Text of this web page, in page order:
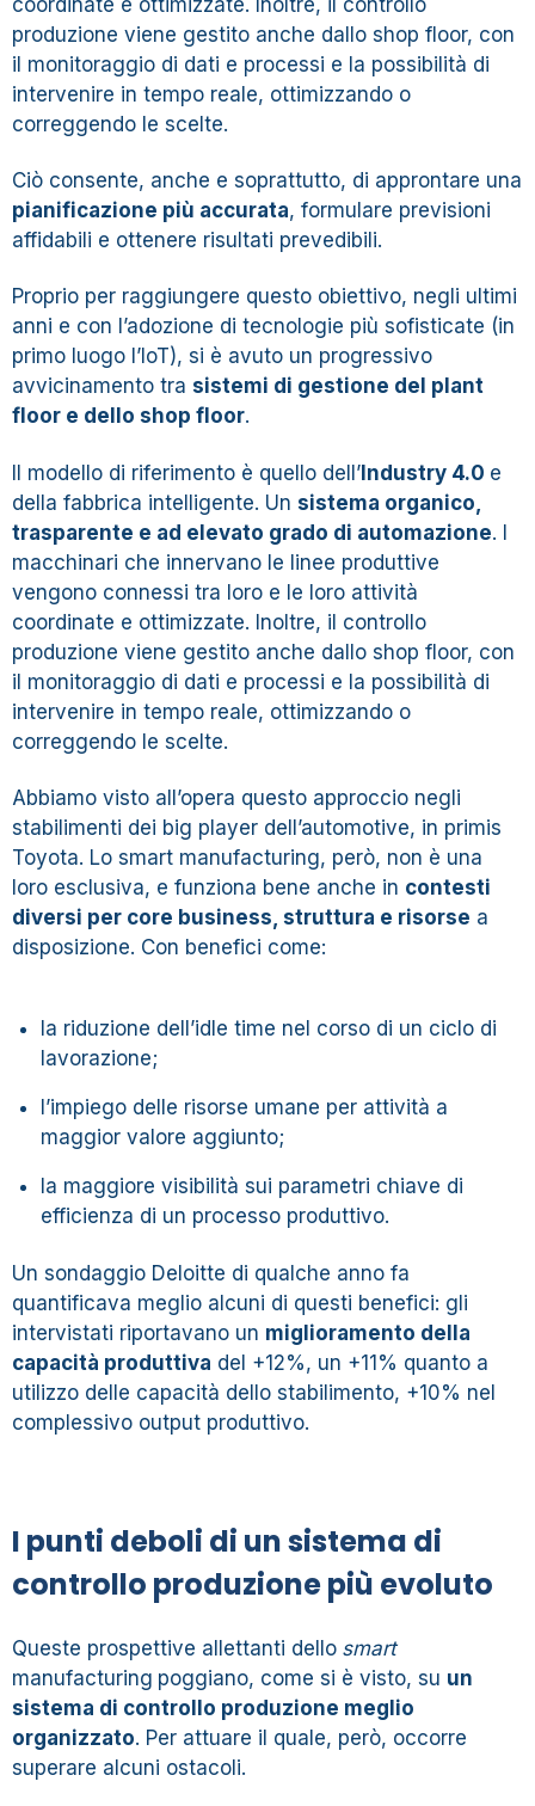
produzione viene gestito anche dallo shop floor, con
il monitoraggio di dati e processi e la possibilità di
intervenire in tempo reale, ottimizzando o
correggendo le scelte.
Ciò consente, anche e soprattutto, di approntare una
pianificazione più accurata, formulare previsioni
affidabili e ottenere risultati prevedibili.
Proprio per raggiungere questo obiettivo, negli ultimi
anni e con l’adozione di tecnologie più sofisticate (in
primo luogo l’IoT), si è avuto un progressivo
avvicinamento tra sistemi di gestione del plant
floor e dello shop floor.
Il modello di riferimento è quello dell’Industry 4.0 e
della fabbrica intelligente. Un sistema organico,
trasparente e ad elevato grado di automazione. I
macchinari che innervano le linee produttive
vengono connessi tra loro e le loro attività
coordinate e ottimizzate. Inoltre, il controllo
produzione viene gestito anche dallo shop floor, con
il monitoraggio di dati e processi e la possibilità di
intervenire in tempo reale, ottimizzando o
correggendo le scelte.
Abbiamo visto all’opera questo approccio negli
stabilimenti dei big player dell’automotive, in primis
Toyota. Lo smart manufacturing, però, non è una
loro esclusiva, e funziona bene anche in contesti
diversi per core business, struttura e risorse a
disposizione. Con benefici come:
la riduzione dell’idle time nel corso di un ciclo di
lavorazione;
l’impiego delle risorse umane per attività a
maggior valore aggiunto;
la maggiore visibilità sui parametri chiave di
efficienza di un processo produttivo.
Un sondaggio Deloitte di qualche anno fa
quantificava meglio alcuni di questi benefici: gli
intervistati riportavano un miglioramento della
capacità produttiva del +12%, un +11% quanto a
utilizzo delle capacità dello stabilimento, +10% nel
complessivo output produttivo.
I punti deboli di un sistema di
controllo produzione più evoluto
Queste prospettive allettanti dello smart
manufacturing poggiano, come si è visto, su un
sistema di controllo produzione meglio
organizzato. Per attuare il quale, però, occorre
superare alcuni ostacoli.